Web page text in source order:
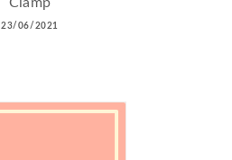
23/06/2021